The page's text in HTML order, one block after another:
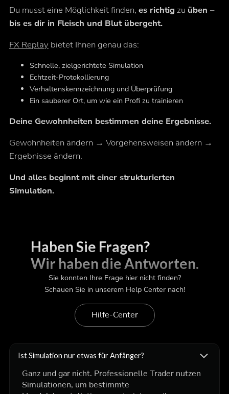
Du musst eine Möglichkeit finden, es richtig zu üben –
bis es dir in Fleisch und Blut übergeht.
FX Replay bietet Ihnen genau das:
Schnelle, zielgerichtete Simulation
Echtzeit-Protokollierung
Verhaltenskennzeichnung und Überprüfung
Ein sauberer Ort, um wie ein Profi zu trainieren
Deine Gewohnheiten bestimmen deine Ergebnisse.
Gewohnheiten ändern → Vorgehensweisen ändern →
Ergebnisse ändern.
Und alles beginnt mit einer strukturierten
Simulation.
Haben Sie Fragen?
Wir haben die Antworten.
Sie konnten Ihre Frage hier nicht finden?
Schauen Sie in unserem Help Center nach!
Hilfe-Center
Ist Simulation nur etwas für Anfänger?
Ganz und gar nicht. Professionelle Trader nutzen
Simulationen, um bestimmte